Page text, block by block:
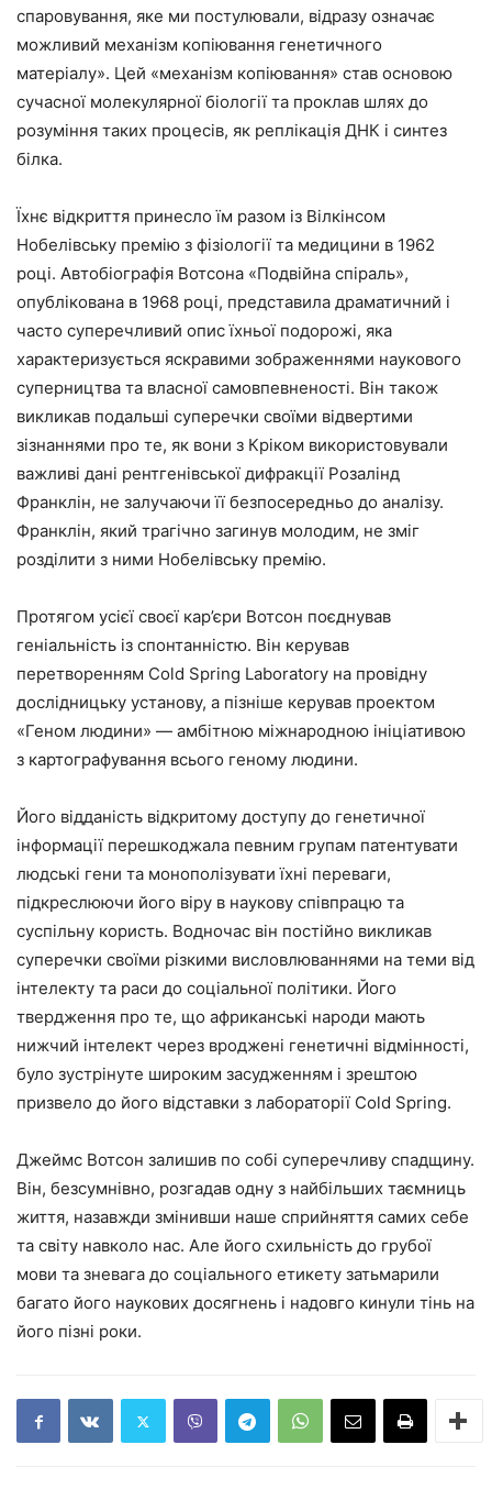
спаровування, яке ми постулювали, відразу означає
можливий механізм копіювання генетичного
матеріалу». Цей «механізм копіювання» став основою
сучасної молекулярної біології та проклав шлях до
розуміння таких процесів, як реплікація ДНК і синтез
білка.
Їхнє відкриття принесло їм разом із Вілкінсом
Нобелівську премію з фізіології та медицини в 1962
році. Автобіографія Вотсона «Подвійна спіраль»,
опублікована в 1968 році, представила драматичний і
часто суперечливий опис їхньої подорожі, яка
характеризується яскравими зображеннями наукового
суперництва та власної самовпевненості. Він також
викликав подальші суперечки своїми відвертими
зізнаннями про те, як вони з Кріком використовували
важливі дані рентгенівської дифракції Розалінд
Франклін, не залучаючи її безпосередньо до аналізу.
Франклін, який трагічно загинув молодим, не зміг
розділити з ними Нобелівську премію.
Протягом усієї своєї кар’єри Вотсон поєднував
геніальність із спонтанністю. Він керував
перетворенням Cold Spring Laboratory на провідну
дослідницьку установу, а пізніше керував проектом
«Геном людини» — амбітною міжнародною ініціативою
з картографування всього геному людини.
Його відданість відкритому доступу до генетичної
інформації перешкоджала певним групам патентувати
людські гени та монополізувати їхні переваги,
підкреслюючи його віру в наукову співпрацю та
суспільну користь. Водночас він постійно викликав
суперечки своїми різкими висловлюваннями на теми від
інтелекту та раси до соціальної політики. Його
твердження про те, що африканські народи мають
нижчий інтелект через вроджені генетичні відмінності,
було зустрінуте широким засудженням і зрештою
призвело до його відставки з лабораторії Cold Spring.
Джеймс Вотсон залишив по собі суперечливу спадщину.
Він, безсумнівно, розгадав одну з найбільших таємниць
життя, назавжди змінивши наше сприйняття самих себе
та світу навколо нас. Але його схильність до грубої
мови та зневага до соціального етикету затьмарили
багато його наукових досягнень і надовго кинули тінь на
його пізні роки.